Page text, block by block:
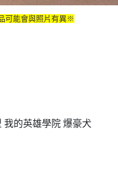
可能會與照片有異※
我的英雄學院 爆豪犬